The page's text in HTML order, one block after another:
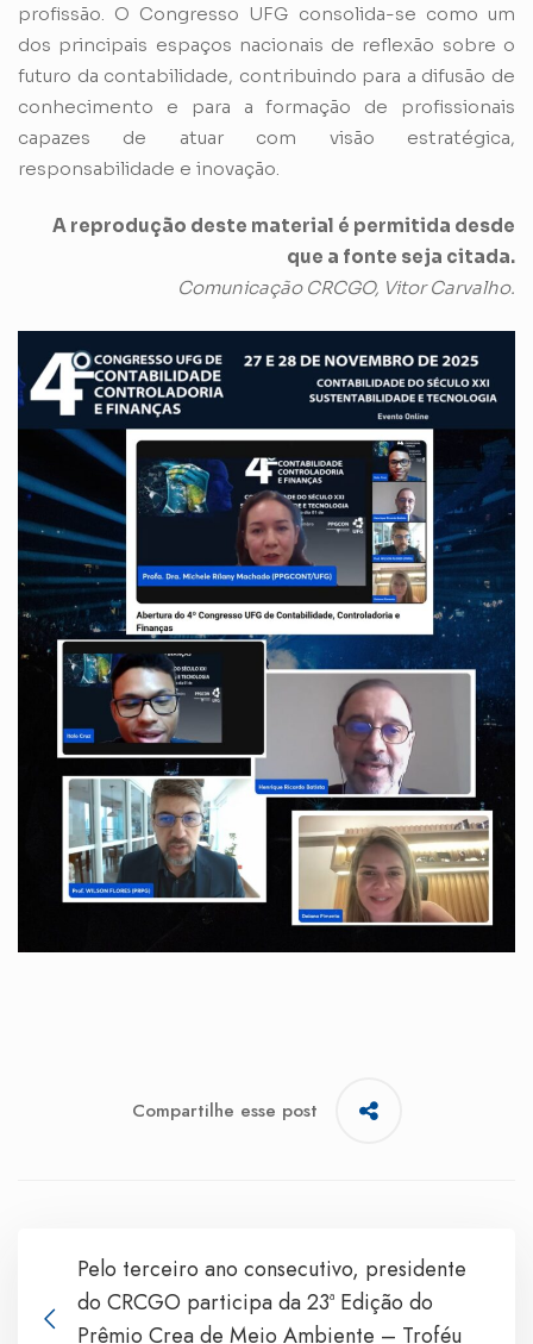
profissão. O Congresso UFG consolida-se como um
dos principais espaços nacionais de reflexão sobre o
futuro da contabilidade, contribuindo para a difusão de
conhecimento e para a formação de profissionais
capazes de atuar com visão estratégica,
responsabilidade e inovação.
A reprodução deste material é permitida desde
que a fonte seja citada.
Comunicação CRCGO, Vitor Carvalho.
Compartilhe esse post
Pelo terceiro ano consecutivo, presidente
do CRCGO participa da 23ª Edição do
Prêmio Crea de Meio Ambiente – Troféu